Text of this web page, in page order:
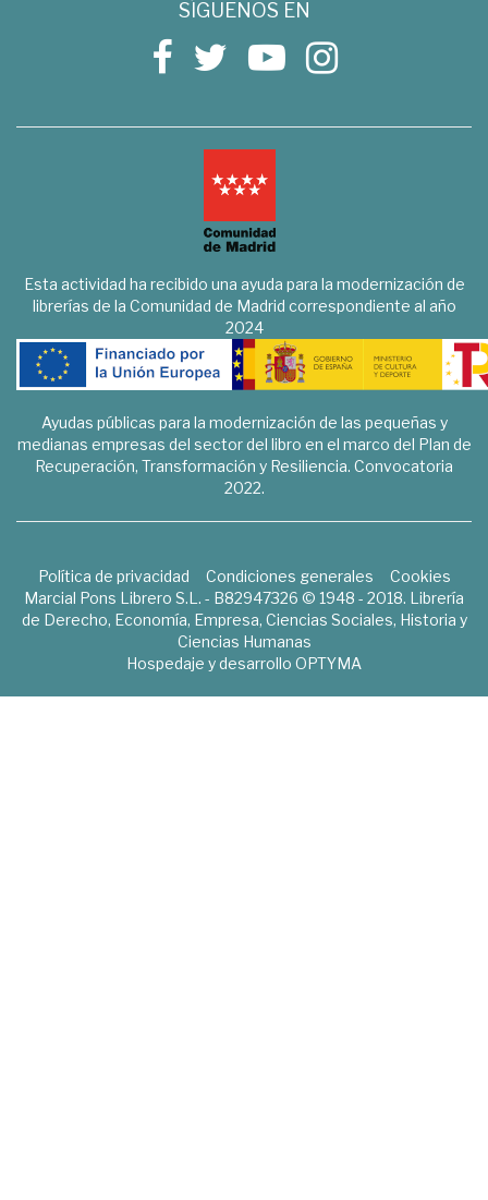
SÍGUENOS EN
Esta actividad ha recibido una ayuda para la modernización de
librerías de la Comunidad de Madrid correspondiente al año
2024
Ayudas públicas para la modernización de las pequeñas y
medianas empresas del sector del libro en el marco del Plan de
Recuperación, Transformación y Resiliencia. Convocatoria
2022.
Política de privacidad Condiciones generales
Cookies
Marcial Pons Librero S.L. - B82947326 © 1948 - 2018. Librería
de Derecho, Economía, Empresa, Ciencias Sociales, Historia y
Ciencias Humanas
Hospedaje y desarrollo OPTYMA